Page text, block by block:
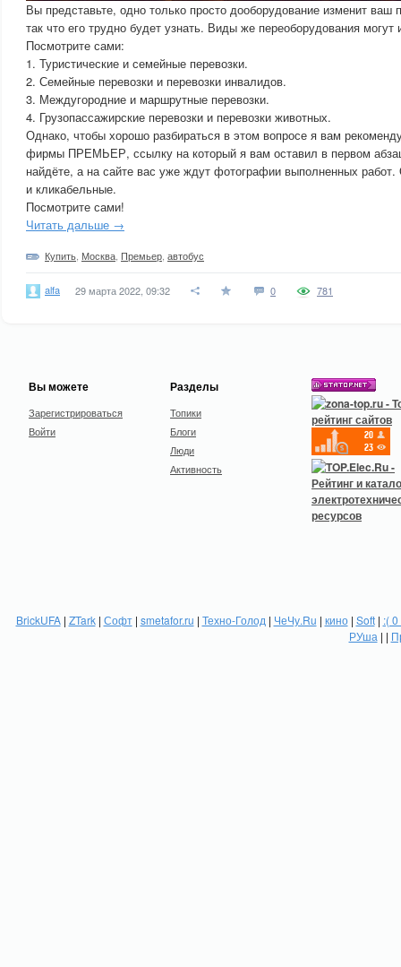
Вы представьте, одно только просто дооборудование изменит ваш
так что его трудно будет узнать. Виды же переоборудования могут
Посмотрите сами:
1. Туристические и семейные перевозки.
2. Семейные перевозки и перевозки инвалидов.
3. Междугородние и маршрутные перевозки.
4. Грузопассажирские перевозки и перевозки животных.
Однако, чтобы хорошо разбираться в этом вопросе я вам
фирмы ПРЕМЬЕР, ссылку на который я вам оставил в первом
найдёте, а на сайте вас уже ждут фотографии выполненных
и кликабельные.
Посмотрите сами!
Читать дальше →
Купить Москва Премьер автобус
alfa 29 марта 2022, 09:32 0 781
Вы можете
Зарегистрироваться
Войти
Разделы
Топики
Блоги
Люди
Активность
BrickUFA| ZTark| Софт| smetafor.ru | Техно-Голод | ЧеЧу.Ru | кино| Soft| :(
РУша | |